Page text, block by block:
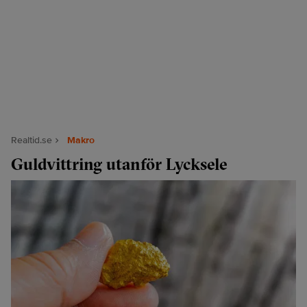
Realtid.se Makro
Guldvittring utanför Lycksele